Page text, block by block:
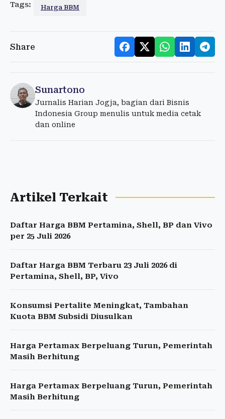
Tags: Harga BBM
Share
Sunartono
Jurnalis Harian Jogja, bagian dari Bisnis
Indonesia Group menulis untuk media cetak
dan online
Artikel Terkait
Daftar Harga BBM Pertamina, Shell, BP dan Vivo
per 25 Juli 2026
Daftar Harga BBM Terbaru 23 Juli 2026 di
Pertamina, Shell, BP, Vivo
Konsumsi Pertalite Meningkat, Tambahan
Kuota BBM Subsidi Diusulkan
Harga Pertamax Berpeluang Turun, Pemerintah
Masih Berhitung
Harga Pertamax Berpeluang Turun, Pemerintah
Masih Berhitung